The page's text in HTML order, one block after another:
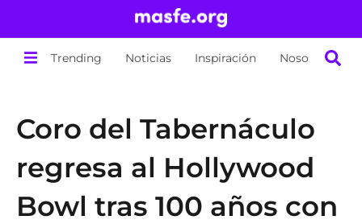
Trending Noticias Inspiración Nosotros
Coro del Tabernáculo
regresa al Hollywood
Bowl tras 100 años con